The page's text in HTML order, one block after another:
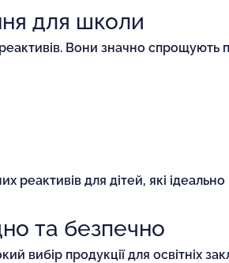
для школи
Вони значно спрощують
реактивів для дітей, які ідеально
та безпечно
вибір продукції для освітніх